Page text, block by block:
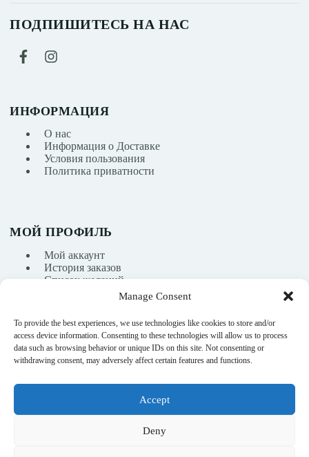
Manage Consent
To provide the best experiences, we use technologies like cookies to store and/or
access device information. Consenting to these technologies will allow us to process
data such as browsing behavior or unique IDs on this site. Not consenting or
withdrawing consent, may adversely affect certain features and functions.
Accept
Deny
ПОДПИШИТЕСЬ НА НАС
ИНФОРМАЦИЯ
О нас
Информация о Доставке
Условия пользования
Политика приватности
МОЙ ПРОФИЛЬ
Мой аккаунт
История заказов
Список желаний
info@nikasport.eu
+371 28228266